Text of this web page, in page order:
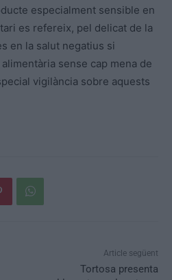
especialment sensible en
es refereix, pel delicat de la
en la salut negatius si
sense cap mena de
vigilància sobre aquests
Article següent
Tortosa presenta